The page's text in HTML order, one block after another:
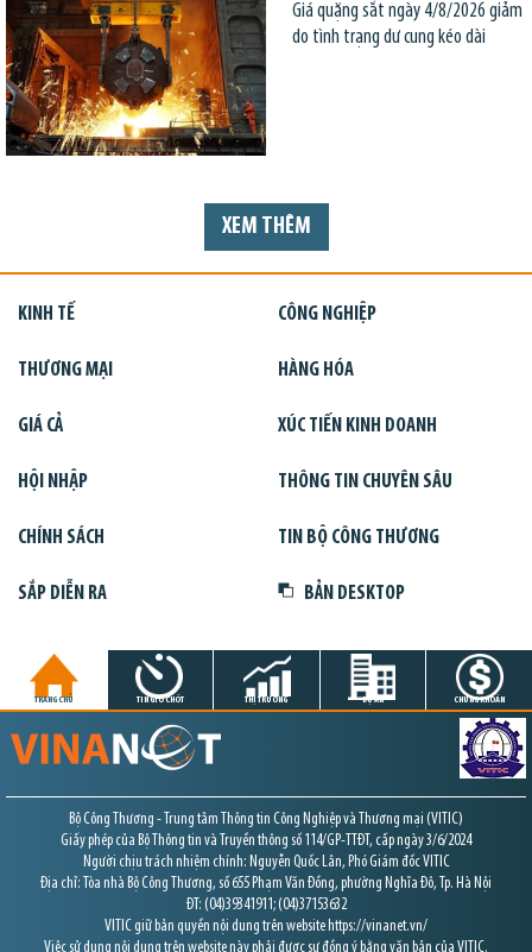
Giá quặng sắt ngày 4/8/2026 giảm
do tình trạng dư cung kéo dài
XEM THÊM
KINH TẾ CÔNG NGHIỆP
THƯƠNG MẠI HÀNG HÓA
GIÁ CẢ XÚC TIẾN KINH DOANH
HỘI NHẬP THÔNG TIN CHUYÊN SÂU
CHÍNH SÁCH TIN BỘ CÔNG THƯƠNG
SẮP DIỄN RA BẢN DESKTOP
TRANG CHỦ TIN GIỜ CHÓT THỊ TRƯỜNG DỰ ÁN CHỨNG KHOÁN
Bộ Công Thương - Trung tâm Thông tin Công Nghiệp và Thương mại (VITIC)
Giấy phép của Bộ Thông tin và Truyền thông số 114/GP-TTĐT, cấp ngày 3/6/2024
Người chịu trách nhiệm chính: Nguyễn Quốc Lân, Phó Giám đốc VITIC
Địa chỉ: Tòa nhà Bộ Công Thương, số 655 Phạm Văn Đồng, phường Nghĩa Đô, Tp. Hà Nội
ĐT: (04)39341911; (04)37153632
VITIC giữ bản quyền nội dung trên website https://vinanet.vn/
Việc sử dụng nội dung trên website này phải được sự đồng ý bằng văn bản của VITIC.